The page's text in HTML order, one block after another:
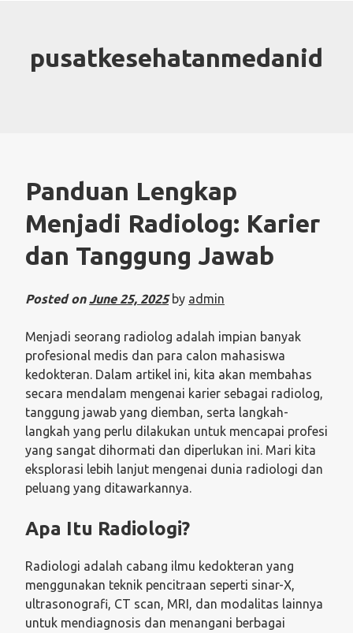
pusatkesehatanmedanid
Panduan Lengkap
Menjadi Radiolog: Karier
dan Tanggung Jawab
Posted onJune 25, 2025by admin
Menjadi seorang radiolog adalah impian banyak
profesional medis dan para calon mahasiswa
kedokteran. Dalam artikel ini, kita akan membahas
secara mendalam mengenai karier sebagai radiolog,
tanggung jawab yang diemban, serta langkah-
langkah yang perlu dilakukan untuk mencapai profesi
yang sangat dihormati dan diperlukan ini. Mari kita
eksplorasi lebih lanjut mengenai dunia radiologi dan
peluang yang ditawarkannya.
Apa Itu Radiologi?
Radiologi adalah cabang ilmu kedokteran yang
menggunakan teknik pencitraan seperti sinar-X,
ultrasonografi, CT scan, MRI, dan modalitas lainnya
untuk mendiagnosis dan menangani berbagai